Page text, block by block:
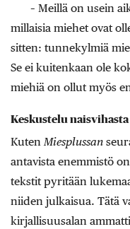
– Meillä on usein
millaisia miehet ovat
sitten: tunnekylmiä
Se ei kuitenkaan ole
miehiä on ollut myös
Keskustelu naisvihasta
Kuten Miesplussan
antavista enemmistö
tekstit pyritään
niiden julkaisua. Tätä
kirjallisuusalan